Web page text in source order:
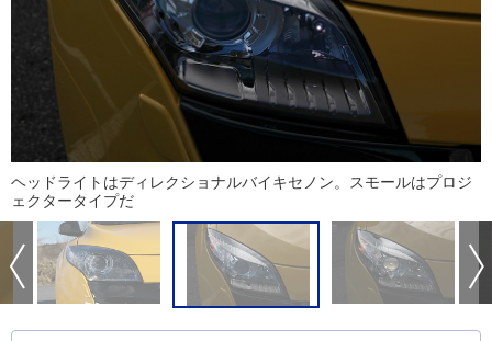
ヘッドライトはディレクショナルバイキセノン。スモールはプロジ
ェクタータイプだ